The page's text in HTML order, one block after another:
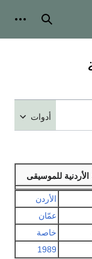
بحث
أدوات
الأردنية للموسيقى
الأردن
عمّان
خاصة
1989